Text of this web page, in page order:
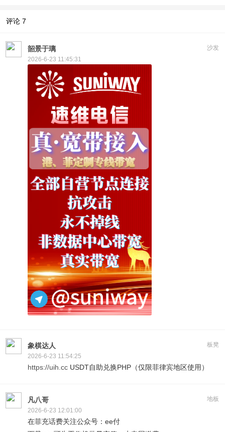
评论 7
沙发
韶景于璃
2026-6-23 11:45:31
板凳
象棋达人
2026-6-23 11:54:25
https://uih.cc USDT自助兑换PHP（仅限菲律宾地区使用）
地板
凡八哥
2026-6-23 12:01:00
在菲充话费关注公众号：ee付